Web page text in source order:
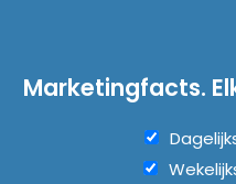
Marketingfacts.